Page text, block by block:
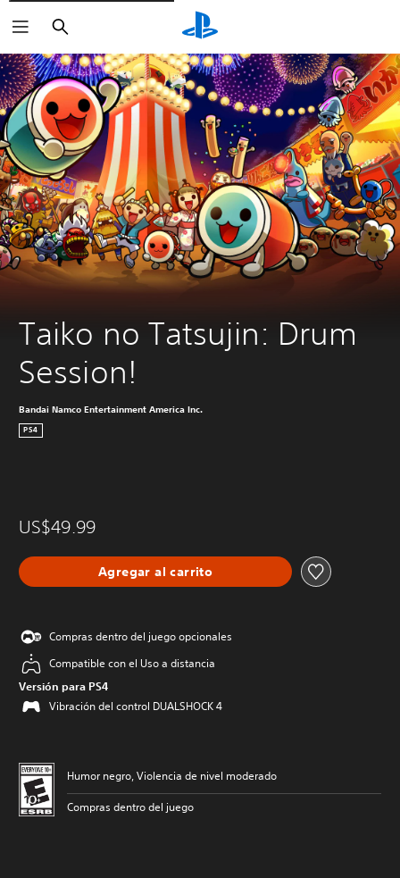
Buscar
Taiko no Tatsujin: Drum
Session!
Bandai Namco Entertainment America Inc.
PS4
US$49.99
Agregar al carrito
Compras dentro del juego opcionales
Compatible con el Uso a distancia
Versión para PS4
Vibración del control DUALSHOCK 4
Humor negro, Violencia de nivel moderado
Compras dentro del juego